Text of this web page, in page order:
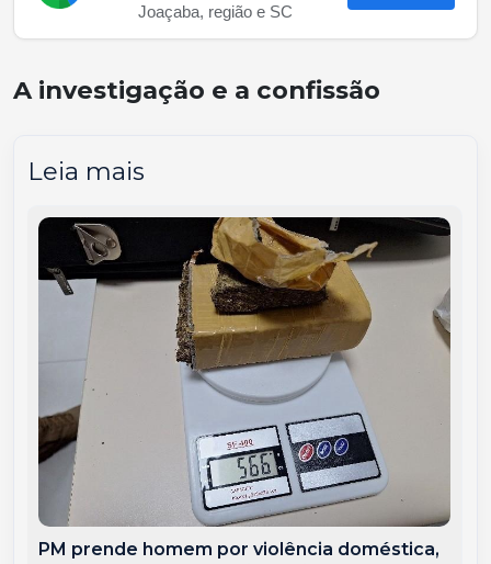
Joaçaba, região e SC
A investigação e a confissão
Leia mais
PM prende homem por violência doméstica,